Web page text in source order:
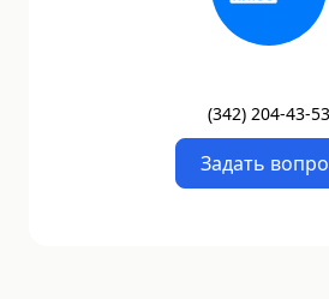
(342) 204-43-53
Задать